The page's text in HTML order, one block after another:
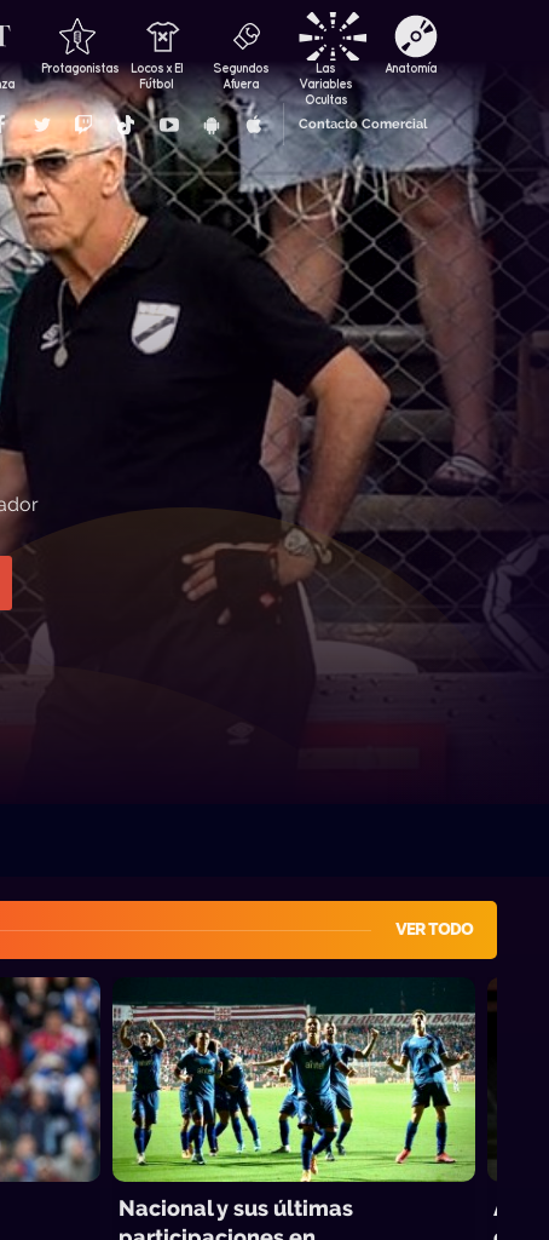
Protagonistas
Locos x El
Fútbol
Segundos
Afuera
Las
Variables
Ocultas
Anatomía
Contacto Comercial
VER TODO
Nacional y sus últimas